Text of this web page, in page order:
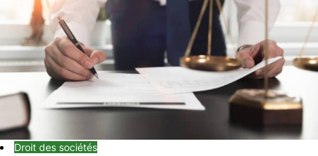
Droit des sociétés